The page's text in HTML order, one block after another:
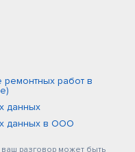
работ в
данных
данных в ООО
разговор может быть